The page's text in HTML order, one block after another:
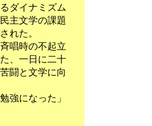
ダイナミズム
主文学の課題
れた。
唱時の不起立
、一日に二十
闘と文学に向
強になった」